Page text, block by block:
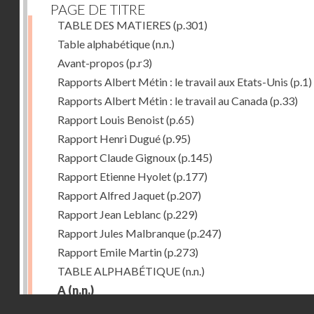
PAGE DE TITRE
TABLE DES MATIERES (p.301)
Table alphabétique(n.n.)
Avant-propos (p.r3)
Rapports Albert Métin : le travail aux Etats-Unis (p.1)
Rapports Albert Métin : le travail au Canada(p.33)
Rapport Louis Benoist(p.65)
Rapport Henri Dugué(p.95)
Rapport Claude Gignoux(p.145)
Rapport Etienne Hyolet(p.177)
Rapport Alfred Jaquet(p.207)
Rapport Jean Leblanc (p.229)
Rapport Jules Malbranque(p.247)
Rapport Emile Martin(p.273)
TABLE ALPHABÉTIQUE(n.n.)
A (n.n.)